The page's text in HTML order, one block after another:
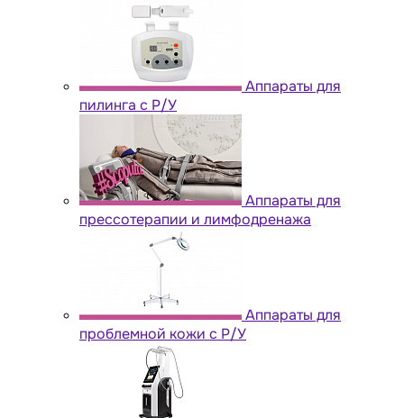
Аппараты для
пилинга с Р/У
Аппараты для
прессотерапии и лимфодренажа
Аппараты для
проблемной кожи с Р/У